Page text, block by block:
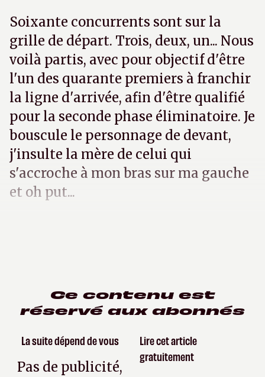
Soixante concurrents sont sur la
grille de départ. Trois, deux, un... Nous
voilà partis, avec pour objectif d'être
l'un des quarante premiers à franchir
la ligne d'arrivée, afin d'être qualifié
pour la seconde phase éliminatoire. Je
bouscule le personnage de devant,
j'insulte la mère de celui qui
s'accroche à mon bras sur ma gauche
et oh put...
Ce contenu est
réservé aux abonnés
La suite dépend de vous
Pas de publicité,
Lire cet article
gratuitement